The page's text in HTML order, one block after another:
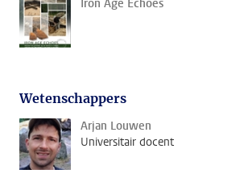
Iron Age Echoes
Wetenschappers
Arjan Louwen
Universitair docent